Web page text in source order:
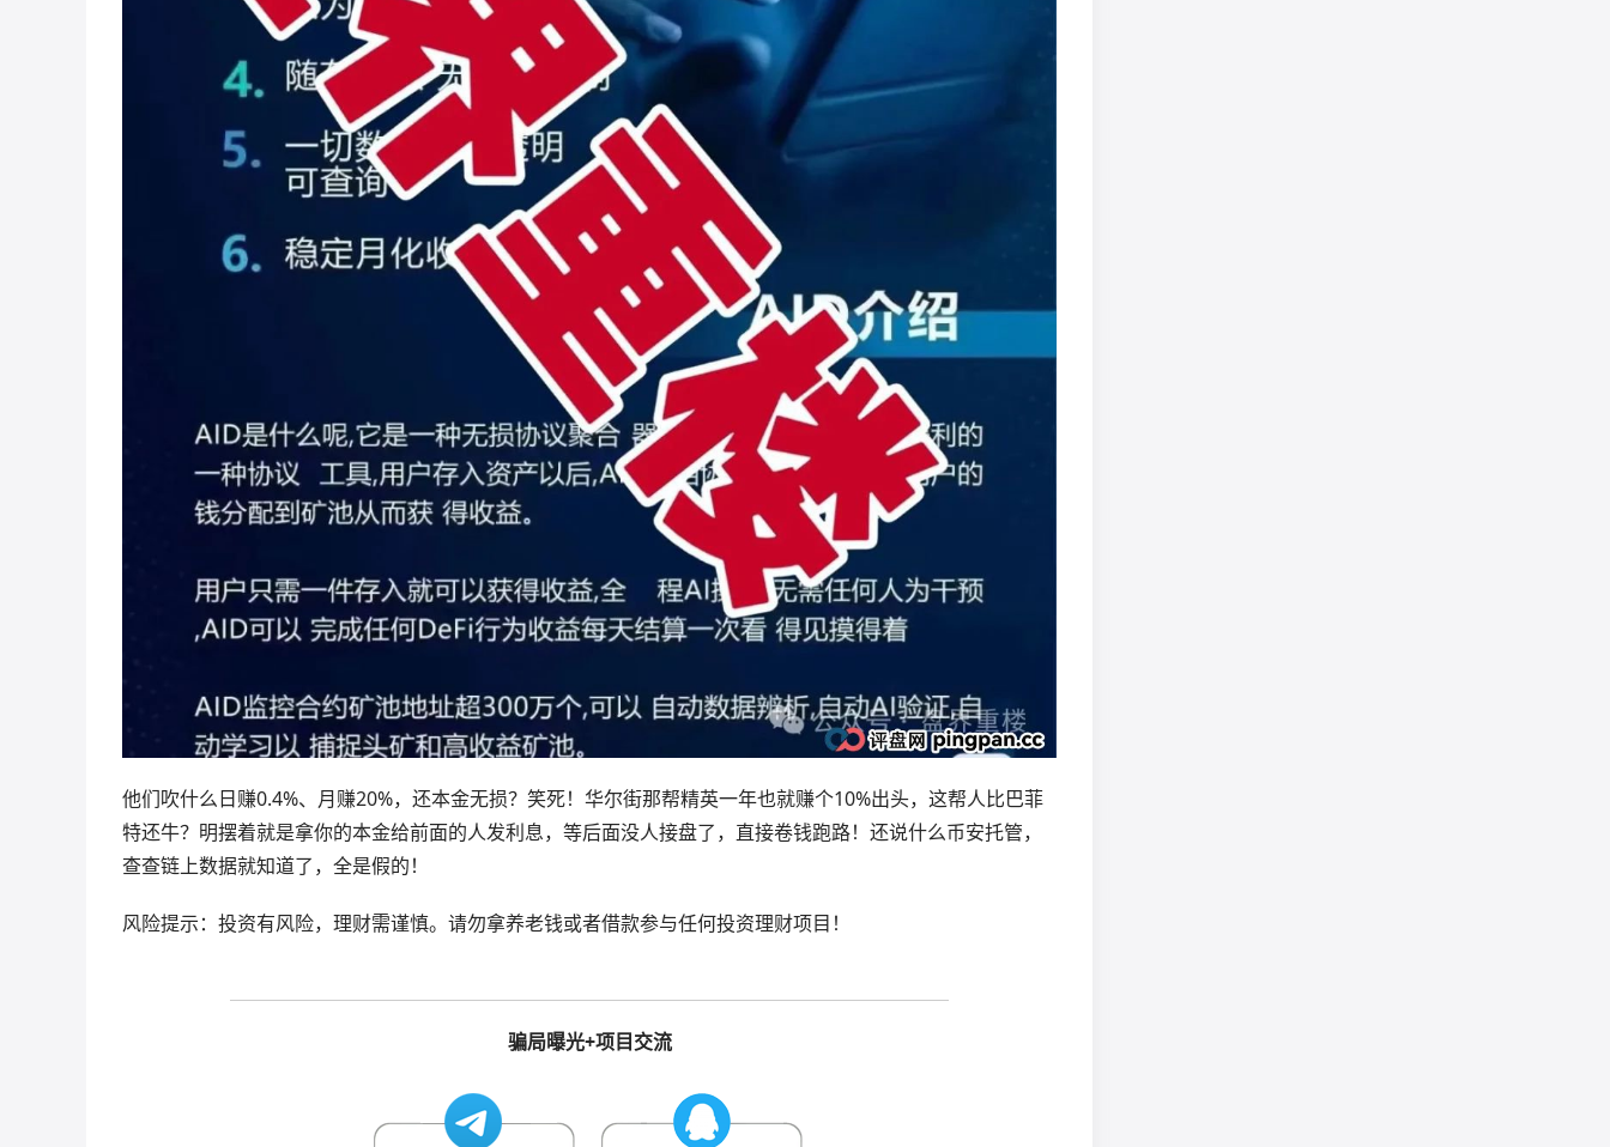
他们吹什么日赚0.4%、月赚20%，还本金无损？笑死！华尔街那帮精英一年也就赚个10%出头，这帮人比巴菲
特还牛？明摆着就是拿你的本金给前面的人发利息，等后面没人接盘了，直接卷钱跑路！还说什么币安托管，
查查链上数据就知道了，全是假的！
风险提示：投资有风险，理财需谨慎。请勿拿养老钱或者借款参与任何投资理财项目！
骗局曝光+项目交流